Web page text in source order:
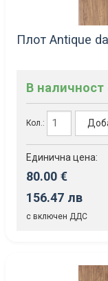
Плот Antique
В наличност
Кол.:
Единична цена:
80.00 €
156.47 лв
с включен ДДС